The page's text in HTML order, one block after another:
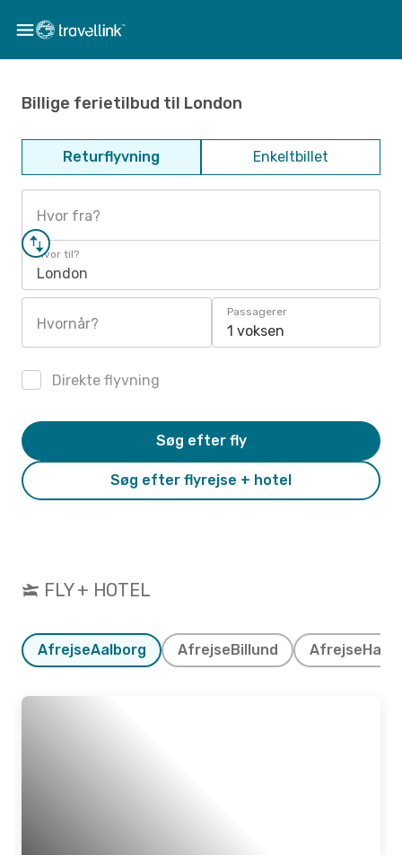
Billige ferietilbud til London
Returflyvning Enkeltbillet
Hvor fra?
Hvor til?
London
Hvornår?
Passagerer
1 voksen
Direkte flyvning
Søg efter flyrejse + hotel
Søg efter fly
FLY + HOTEL
AfrejseAalborg Afrejse Billund Afrejse